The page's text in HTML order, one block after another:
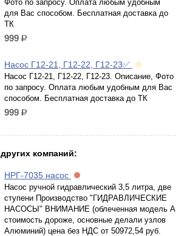
Фото по запросу. Оплата любым удобным
для Вас способом. Бесплатная доставка до
ТК
999 р.
Насос Г12-21, Г12-22, Г12-23✅
Насос Г12-21, Г12-22, Г12-23. Описание, Фото
по запросу. Оплата любым удобным для Вас
способом. Бесплатная доставка до ТК
999 р.
компаний:
НРГ-7035 насос
Насос ручной гидравлический 3,5 литра, две
ступени Производство "ГИДРАВЛИЧЕСКИЕ
НАСОСЫ" ВНИМАНИЕ (облеченная модель А
стоимость дороже, основные делали узлов
Алюминий) цена без НДС от 50972,54 руб.